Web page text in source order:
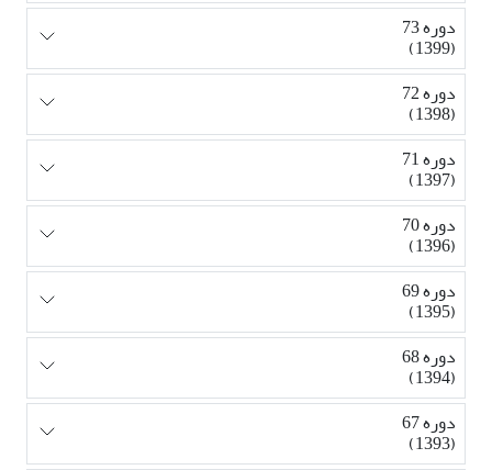
دوره 73
(1399)
دوره 72
(1398)
دوره 71
(1397)
دوره 70
(1396)
دوره 69
(1395)
دوره 68
(1394)
دوره 67
(1393)